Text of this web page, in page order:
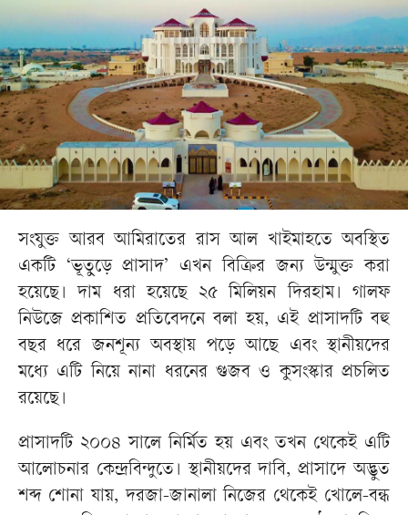
সংযুক্ত আরব আমিরাতের রাস আল খাইমাহতে অবস্থিত
একটি ‘ভূতুড়ে প্রাসাদ’ এখন বিক্রির জন্য উন্মুক্ত করা
হয়েছে। দাম ধরা হয়েছে ২৫ মিলিয়ন দিরহাম। গালফ
নিউজে প্রকাশিত প্রতিবেদনে বলা হয়, এই প্রাসাদটি বহু
বছর ধরে জনশূন্য অবস্থায় পড়ে আছে এবং স্থানীয়দের
মধ্যে এটি নিয়ে নানা ধরনের গুজব ও কুসংস্কার প্রচলিত
রয়েছে।
প্রাসাদটি ২০০৪ সালে নির্মিত হয় এবং তখন থেকেই এটি
আলোচনার কেন্দ্রবিন্দুতে। স্থানীয়দের দাবি, প্রাসাদে অদ্ভুত
শব্দ শোনা যায়, দরজা-জানালা নিজের থেকেই খোলে-বন্ধ